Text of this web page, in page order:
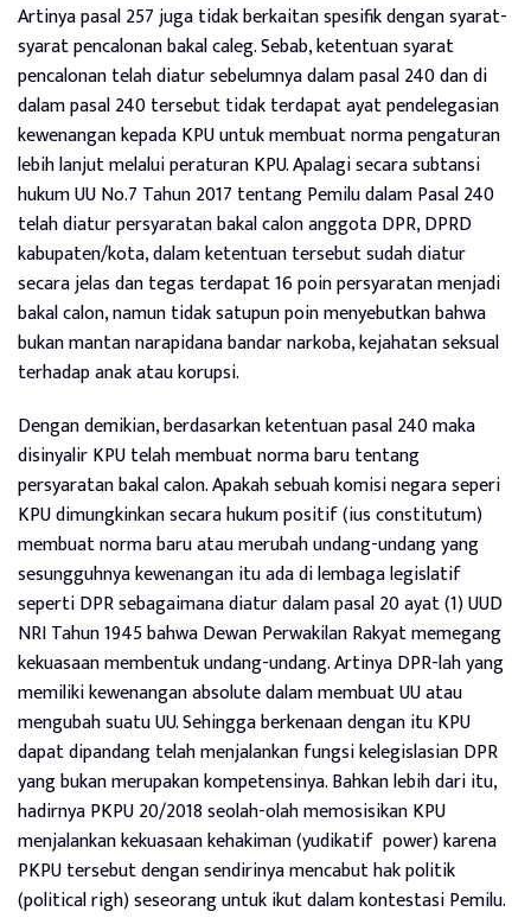
Artinya pasal 257 juga tidak berkaitan spesifik dengan syarat-
syarat pencalonan bakal caleg. Sebab, ketentuan syarat
pencalonan telah diatur sebelumnya dalam pasal 240 dan di
dalam pasal 240 tersebut tidak terdapat ayat pendelegasian
kewenangan kepada KPU untuk membuat norma pengaturan
lebih lanjut melalui peraturan KPU. Apalagi secara subtansi
hukum UU No.7 Tahun 2017 tentang Pemilu dalam Pasal 240
telah diatur persyaratan bakal calon anggota DPR, DPRD
kabupaten/kota, dalam ketentuan tersebut sudah diatur
secara jelas dan tegas terdapat 16 poin persyaratan menjadi
bakal calon, namun tidak satupun poin menyebutkan bahwa
bukan mantan narapidana bandar narkoba, kejahatan seksual
terhadap anak atau korupsi.
Dengan demikian, berdasarkan ketentuan pasal 240 maka
disinyalir KPU telah membuat norma baru tentang
persyaratan bakal calon. Apakah sebuah komisi negara seperi
KPU dimungkinkan secara hukum positif (ius constitutum)
membuat norma baru atau merubah undang-undang yang
sesungguhnya kewenangan itu ada di lembaga legislatif
seperti DPR sebagaimana diatur dalam pasal 20 ayat (1) UUD
NRI Tahun 1945 bahwa Dewan Perwakilan Rakyat memegang
kekuasaan membentuk undang-undang. Artinya DPR-lah yang
memiliki kewenangan absolute dalam membuat UU atau
mengubah suatu UU. Sehingga berkenaan dengan itu KPU
dapat dipandang telah menjalankan fungsi kelegislasian DPR
yang bukan merupakan kompetensinya. Bahkan lebih dari itu,
hadirnya PKPU 20/2018 seolah-olah memosisikan KPU
menjalankan kekuasaan kehakiman (yudikatif power) karena
PKPU tersebut dengan sendirinya mencabut hak politik
(political righ) seseorang untuk ikut dalam kontestasi Pemilu.